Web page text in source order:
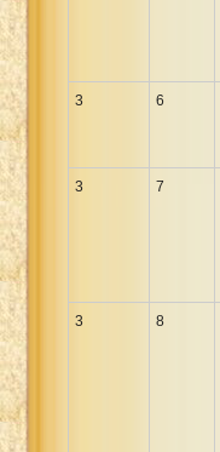
3 6
3 7
3 8